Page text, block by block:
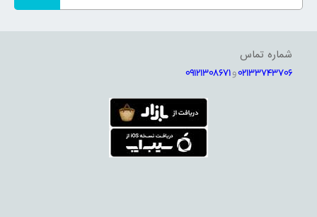
شماره تماس
02133743706و09121308671